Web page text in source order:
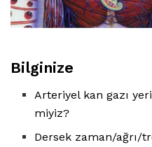
Bilginize
Arteriyel kan gazı
miyiz?
Dersek zaman/ağrı/